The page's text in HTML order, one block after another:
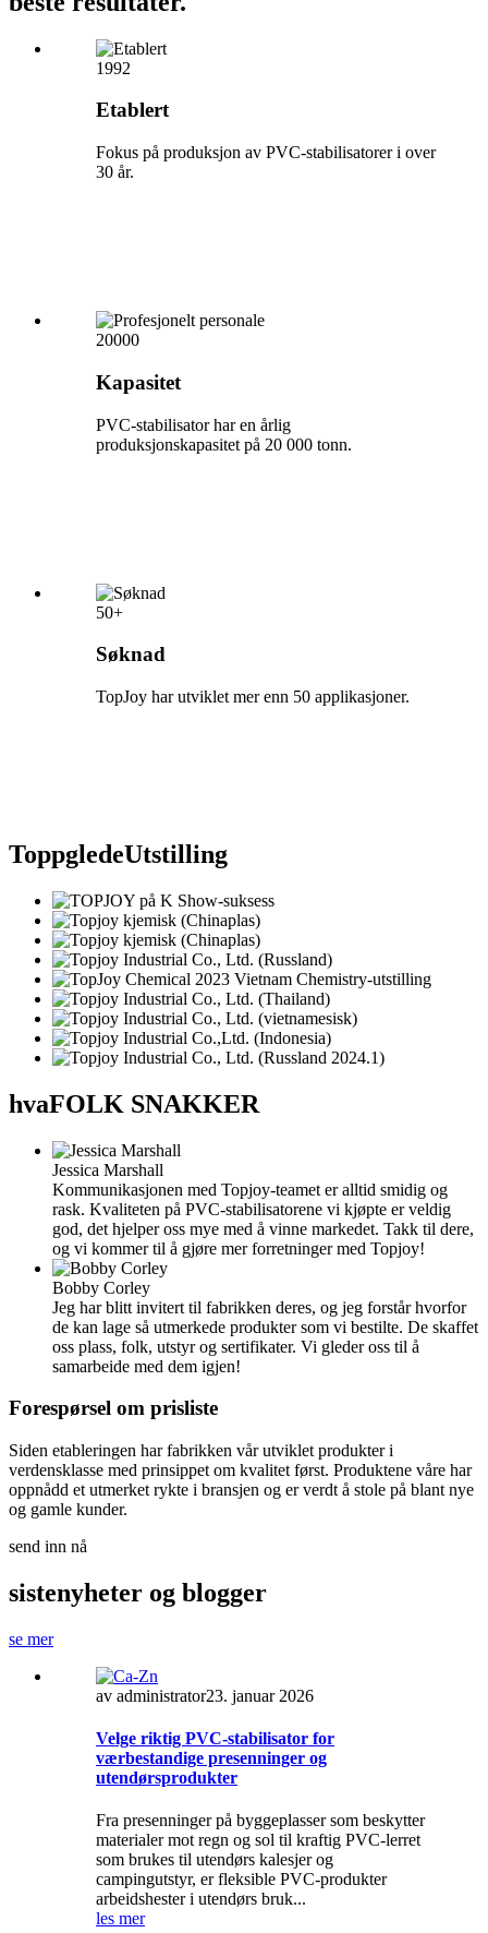
1992
Etablert
Fokus på produksjon av PVC-stabilisatorer i over
30 år.
20000
Kapasitet
PVC-stabilisator har en årlig
produksjonskapasitet på 20 000 tonn.
50+
Søknad
TopJoy har utviklet mer enn 50 applikasjoner.
ToppgledeUtstilling
hvaFOLK SNAKKER
Jessica Marshall
Kommunikasjonen med Topjoy-teamet er alltid smidig og
rask. Kvaliteten på PVC-stabilisatorene vi kjøpte er veldig
god, det hjelper oss mye med å vinne markedet. Takk til dere,
og vi kommer til å gjøre mer forretninger med Topjoy!
Bobby Corley
Jeg har blitt invitert til fabrikken deres, og jeg forstår hvorfor
de kan lage så utmerkede produkter som vi bestilte. De skaffet
oss plass, folk, utstyr og sertifikater. Vi gleder oss til å
samarbeide med dem igjen!
Forespørsel om prisliste
Siden etableringen har fabrikken vår utviklet produkter i
verdensklasse med prinsippet om kvalitet først. Produktene våre har
oppnådd et utmerket rykte i bransjen og er verdt å stole på blant nye
og gamle kunder.
send inn nå
sistenyheter og blogger
se mer
av administrator23. januar 2026
Velge riktig PVC-stabilisator for
værbestandige presenninger og
utendørsprodukter
Fra presenninger på byggeplasser som beskytter
materialer mot regn og sol til kraftig PVC-lerret
som brukes til utendørs kalesjer og
campingutstyr, er fleksible PVC-produkter
arbeidshester i utendørs bruk...
les mer